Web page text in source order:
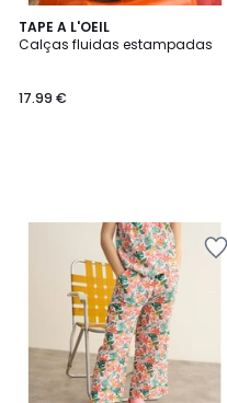
TAPE A L'OEIL
Calças fluidas estampadas
17.99 €